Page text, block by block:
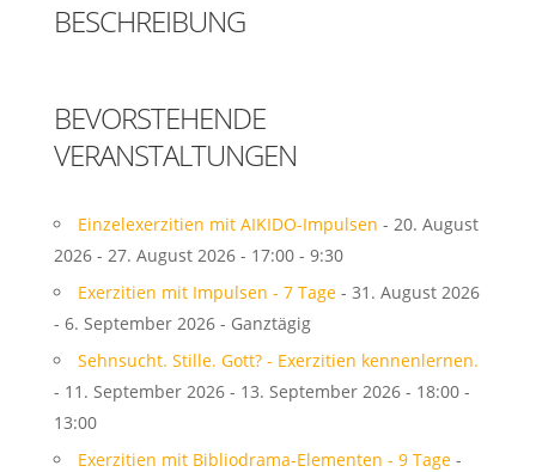
BESCHREIBUNG
BEVORSTEHENDE
VERANSTALTUNGEN
Einzelexerzitien mit AIKIDO-Impulsen - 20. August
2026 - 27. August 2026 - 17:00 - 9:30
Exerzitien mit Impulsen - 7 Tage- 31. August 2026
- 6. September 2026 - Ganztägig
Sehnsucht. Stille. Gott? - Exerzitien kennenlernen.
- 11. September 2026 - 13. September 2026 - 18:00 -
13:00
Exerzitien mit Bibliodrama-Elementen - 9 Tage-